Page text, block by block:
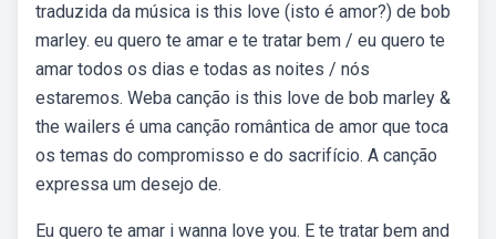
traduzida da música is this love (isto é amor?) de bob
marley. eu quero te amar e te tratar bem / eu quero te
amar todos os dias e todas as noites / nós
estaremos. Weba canção is this love de bob marley &
the wailers é uma canção romântica de amor que toca
os temas do compromisso e do sacrifício. A canção
expressa um desejo de.
Eu quero te amar i wanna love you. E te tratar bem and